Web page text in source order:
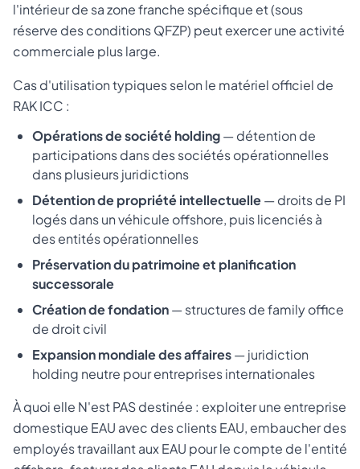
l'intérieur de sa zone franche spécifique et (sous
réserve des conditions QFZP) peut exercer une activité
commerciale plus large.
Cas d'utilisation typiques selon le matériel officiel de
RAK ICC :
Opérations de société holding— détention de
participations dans des sociétés opérationnelles
dans plusieurs juridictions
Détention de propriété intellectuelle— droits de PI
logés dans un véhicule offshore, puis licenciés à
des entités opérationnelles
Préservation du patrimoine et planification
successorale
Création de fondation— structures de family office
de droit civil
Expansion mondiale des affaires— juridiction
holding neutre pour entreprises internationales
À quoi elle N'est PAS destinée : exploiter une entreprise
domestique EAU avec des clients EAU, embaucher des
employés travaillant aux EAU pour le compte de l'entité